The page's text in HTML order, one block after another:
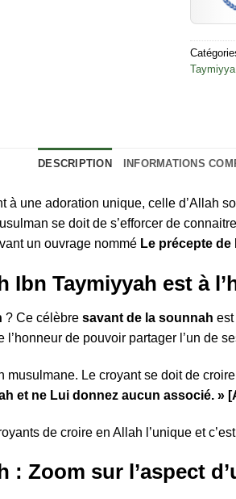
Taymiyya
DESCRIPTION INFORMATIONS
à une adoration unique, celle d’Allah
se doit de s’efforcer de
un ouvrage nommé Le précepte de
Ibn Taymiyyah est à
? Ce célèbre savant de la sounnah
l’honneur de pouvoir partager l’un de
musulmane. Le croyant se doit de
et ne Lui donnez aucun associé. »
de croire en Allah l’unique et
: Zoom sur l’aspect